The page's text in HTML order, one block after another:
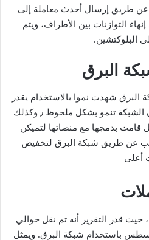
عن طريق إرسال أحدث معاملة إلى
التوازنات بين الأطراف، ويتم
البلوكتشين.
البرق
البرق شهدت نموا بالاستخدام يقدر
ب ١٢١٢٪ مما يعطي انطباعا ان الشبكة تنمو بشكل ملحوظ ٫ وكذلك
قامت بدمجها مع منصاتها لتميكن
عن طريق شبكة البرق لتخفيض
أعلى
حيث قدر التقرير أنه تم نقل حوالي
أغسطس باستخدام شبكة البرق. ويمثل